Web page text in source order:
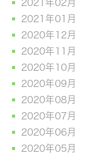
2021年02月
2021年01月
2020年12月
2020年11月
2020年10月
2020年09月
2020年08月
2020年07月
2020年06月
2020年05月